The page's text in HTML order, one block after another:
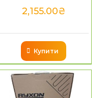
2,155.00₴
Купити